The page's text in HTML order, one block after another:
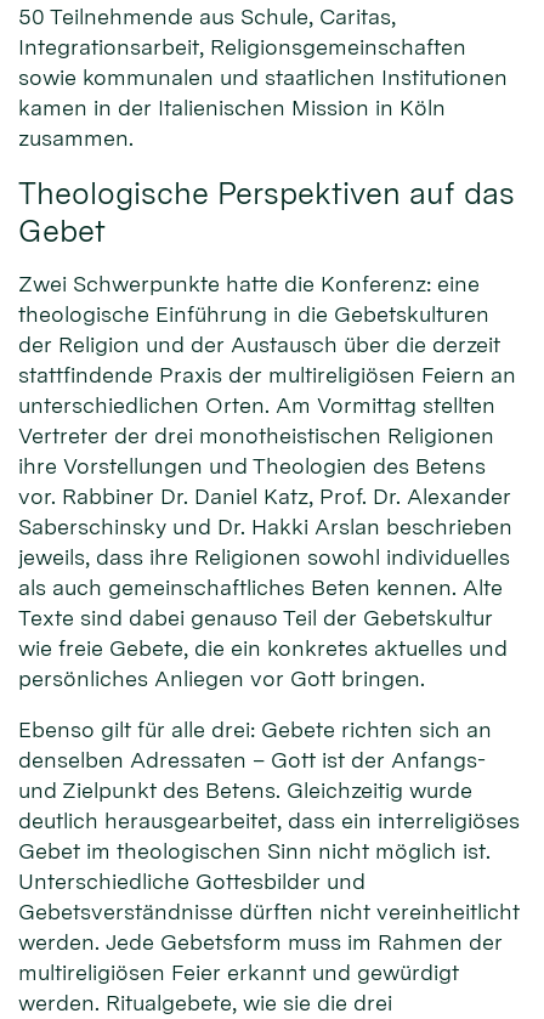
50 Teilnehmende aus Schule, Caritas,
Integrationsarbeit, Religionsgemeinschaften
sowie kommunalen und staatlichen Institutionen
kamen in der Italienischen Mission in Köln
zusammen.
Theologische Perspektiven auf das
Gebet
Zwei Schwerpunkte hatte die Konferenz: eine
theologische Einführung in die Gebetskulturen
der Religion und der Austausch über die derzeit
stattfindende Praxis der multireligiösen Feiern an
unterschiedlichen Orten. Am Vormittag stellten
Vertreter der drei monotheistischen Religionen
ihre Vorstellungen und Theologien des Betens
vor. Rabbiner Dr. Daniel Katz, Prof. Dr. Alexander
Saberschinsky und Dr. Hakki Arslan beschrieben
jeweils, dass ihre Religionen sowohl individuelles
als auch gemeinschaftliches Beten kennen. Alte
Texte sind dabei genauso Teil der Gebetskultur
wie freie Gebete, die ein konkretes aktuelles und
persönliches Anliegen vor Gott bringen.
Ebenso gilt für alle drei: Gebete richten sich an
denselben Adressaten – Gott ist der Anfangs-
und Zielpunkt des Betens. Gleichzeitig wurde
deutlich herausgearbeitet, dass ein interreligiöses
Gebet im theologischen Sinn nicht möglich ist.
Unterschiedliche Gottesbilder und
Gebetsverständnisse dürften nicht vereinheitlicht
werden. Jede Gebetsform muss im Rahmen der
multireligiösen Feier erkannt und gewürdigt
werden. Ritualgebete, wie sie die drei